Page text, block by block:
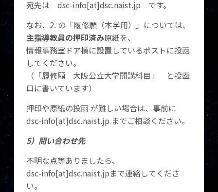
宛先は dsc-info[at]dsc.naist.jp です。
なお、2. の「履修願（本学用）」については、
主指導教員の押印済み原紙を、
情報事務室ドア横に設置しているポストに投函
してください。
（「履修願 大阪公立大学開講科目」 と投函
口に書いています）
押印や原紙の投函 が難しい場合は、事前に
dsc-info[at]dsc.naist.jp までご相談ください。
5）問い合わせ先
不明な点等ありましたら、
dsc-info[at]dsc.naist.jpまで連絡してくださ
い。